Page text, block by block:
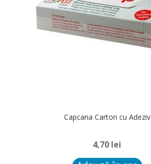
Capcana Carton cu Adeziv
4,70 lei